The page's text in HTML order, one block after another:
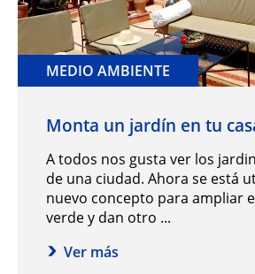
MEDIO AMBIENTE
Monta un jardín en tu
A todos nos gusta ver los
de una ciudad. Ahora se está
nuevo concepto para ampliar
verde y dan otro ...
Ver más